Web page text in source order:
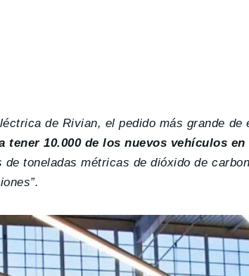
de Rivian, el pedido más grande de
tener 10.000 de los nuevos vehículos
toneladas métricas de dióxido de